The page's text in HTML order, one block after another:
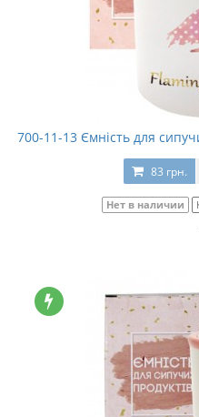
700-11-13 Ємність для
83 грн.
Нет в наличии